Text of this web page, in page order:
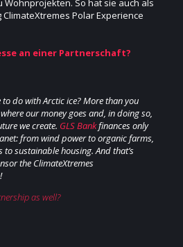
So hat sie auch als
Polar Experience
an einer Partnerschaft?
do with Arctic ice? More than you
our money goes and, in doing so,
we create. GLS Bankfinances only
from wind power to organic farms,
sustainable housing. And that’s
the ClimateXtremes
as well?